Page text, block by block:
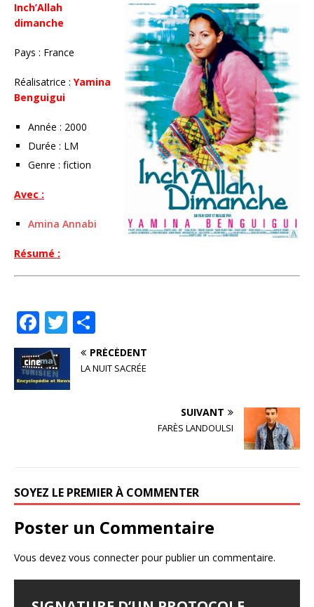
Inch’Allah
dimanche
Pays : France
Réalisatrice : Yamina
Benguigui
Année : 2000
Durée : LM
Genre : fiction
Avec :
Amina Annabi
Résumé :
F
a
c
e
T
w
it
te
ar
ta
PRÉCÉDENT
LA NUIT SACRÉE
SUIVANT
FARÈS LANDOULSI
SOYEZ LE PREMIER À COMMENTER
Poster un Commentaire
Vous devez vous connecterpour publier un commentaire.